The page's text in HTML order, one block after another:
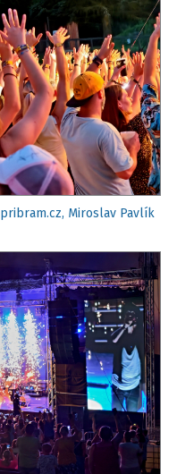
pribram.cz, Miroslav Pavlík